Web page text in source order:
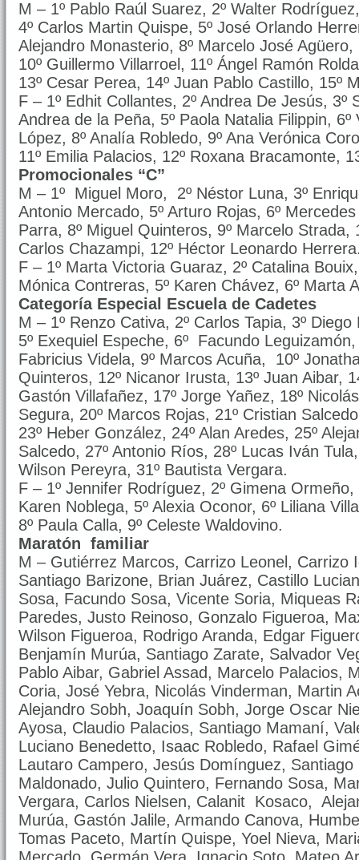
M – 1º Pablo Raúl Suarez, 2º Walter
4º Carlos Martin Quispe, 5º José Orlando
Alejandro Monasterio, 8º Marcelo José
10º Guillermo Villarroel, 11º Ángel Ramón
13º Cesar Perea, 14º Juan Pablo Castillo, 15º
F – 1º Edhit Collantes, 2º Andrea De Jesús, 3º
Andrea de la Peña, 5º Paola Natalia Filippin, 6º
López, 8º Analía Robledo, 9º Ana Verónica
11º Emilia Palacios, 12º Roxana Bracamonte,
Promocionales “C”
M – 1º Miguel Moro, 2º Néstor Luna, 3º
Antonio Mercado, 5º Arturo Rojas, 6º
Parra, 8º Miguel Quinteros, 9º Marcelo Strada,
Carlos Chazampi, 12º Héctor Leonardo
F – 1º Marta Victoria Guaraz, 2º Catalina
Mónica Contreras, 5º Karen Chávez, 6º Marta
Categoría Especial Escuela de Cadetes
M – 1º Renzo Cativa, 2º Carlos Tapia, 3º
5º Exequiel Espeche, 6º Facundo Leguizamón,
Fabricius Videla, 9º Marcos Acuña, 10º
Quinteros, 12º Nicanor Irusta, 13º Juan Aibar,
Gastón Villafañez, 17º Jorge Yañez, 18º
Segura, 20º Marcos Rojas, 21º Cristian
23º Heber González, 24º Alan Aredes, 25º
Salcedo, 27º Antonio Ríos, 28º Lucas Iván
Wilson Pereyra, 31º Bautista Vergara.
F – 1º Jennifer Rodríguez, 2º Gimena Ormeño,
Karen Noblega, 5º Alexia Oconor, 6º Liliana
8º Paula Calla, 9º Celeste Waldovino.
Maratón familiar
M – Gutiérrez Marcos, Carrizo Leonel, Carrizo
Santiago Barizone, Brian Juárez, Castillo
Sosa, Facundo Sosa, Vicente Soria, Miqueas
Paredes, Justo Reinoso, Gonzalo Figueroa,
Wilson Figueroa, Rodrigo Aranda, Edgar
Benjamín Murúa, Santiago Zarate, Salvador
Pablo Aibar, Gabriel Assad, Marcelo Palacios,
Coria, José Yebra, Nicolás Vinderman, Martin
Alejandro Sobh, Joaquín Sobh, Jorge Oscar
Ayosa, Claudio Palacios, Santiago Mamaní,
Luciano Benedetto, Isaac Robledo, Rafael
Lautaro Campero, Jesús Domínguez,
Maldonado, Julio Quintero, Fernando Sosa,
Vergara, Carlos Nielsen, Calanit Kosaco,
Murúa, Gastón Jalile, Armando Canova,
Tomas Paceto, Martín Quispe, Yoel Nieva,